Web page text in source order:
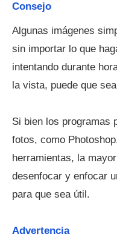
Consejo
Algunas imágenes
sin importar lo que
intentando durante
la vista, puede que
Si bien los programas
fotos, como
herramientas, la
desenfocar y enfocar
para que sea útil.
Advertencia